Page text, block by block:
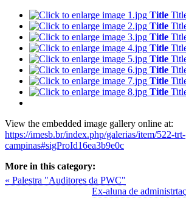
Title
Title
Title
Title
Title
Title
Title
Title
View the embedded image gallery online at:
https://imesb.br/index.php/galerias/item/522-trt-
campinas#sigProId16ea3b9e0c
More in this category:
« Palestra "Auditores da PWC"
Ex-aluna de